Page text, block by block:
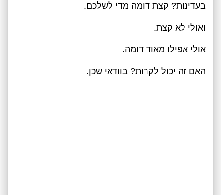
בעדינות? קצת דומה מדי לשלכם.
ואולי לא קצת.
אולי אפילו מאוד דומה.
האם זה יכול לקרות? בוודאי שכן.